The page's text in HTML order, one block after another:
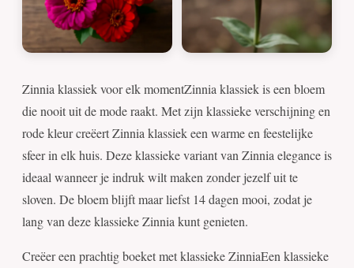
Zinnia klassiek voor elk momentZinnia klassiek is een bloem
die nooit uit de mode raakt. Met zijn klassieke verschijning en
rode kleur creëert Zinnia klassiek een warme en feestelijke
sfeer in elk huis. Deze klassieke variant van Zinnia elegance is
ideaal wanneer je indruk wilt maken zonder jezelf uit te
sloven. De bloem blijft maar liefst 14 dagen mooi, zodat je
lang van deze klassieke Zinnia kunt genieten.
Creëer een prachtig boeket met klassieke ZinniaEen klassieke